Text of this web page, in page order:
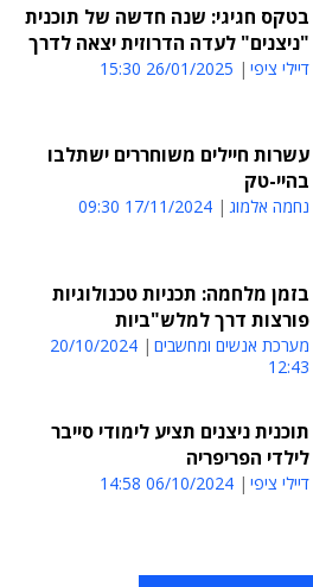
בטקס חגיגי: שנה חדשה של תוכנית
"ניצנים" לעדה הדרוזית יצאה לדרך
דיילי ציפי 26/01/2025 15:30
עשרות חיילים משוחררים ישתלבו
בהיי-טק
נחמה אלמוג 17/11/2024 09:30
בזמן מלחמה: תכניות טכנולוגיות
פורצות דרך למלש"ביות
מערכת אנשים ומחשבים
20/10/2024
12:43
תוכנית ניצנים תציע לימודי סייבר
לילדי הפריפריה
דיילי ציפי 06/10/2024 14:58